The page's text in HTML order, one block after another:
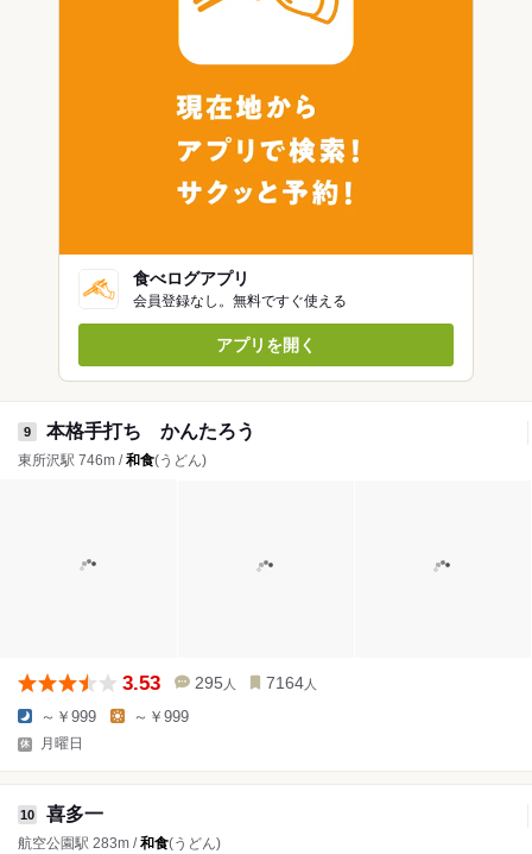
食べログアプリ
会員登録なし。無料ですぐ使える
アプリを開く
9 本格手打ち かんたろう
東所沢駅 746m /和食(うどん)
3.53 295 人 7164 人
～￥999 ～￥999
月曜日
10 喜多一
航空公園駅 283m /和食(うどん)